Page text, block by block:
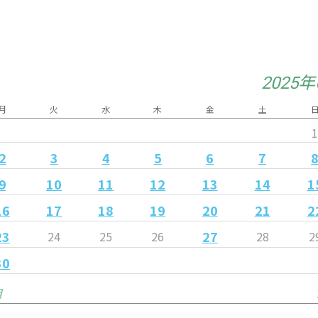
2025
火 水 木 金 土 日
1
3 4 5 6 7
8
10 11 12 13 14
17 18 19 20 21
24 25 26 27 28